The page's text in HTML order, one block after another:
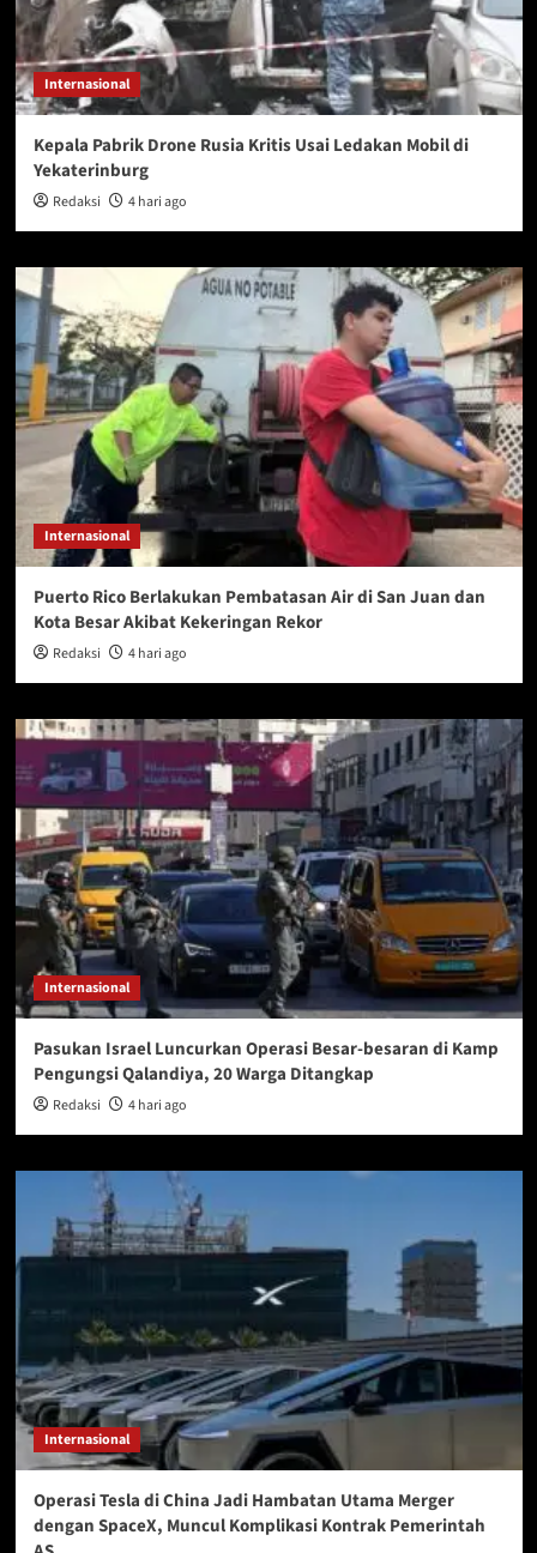
Internasional
Kepala Pabrik Drone Rusia Kritis Usai Ledakan Mobil di
Yekaterinburg
Redaksi 4 hari ago
Internasional
Puerto Rico Berlakukan Pembatasan Air di San Juan dan
Kota Besar Akibat Kekeringan Rekor
Redaksi 4 hari ago
Internasional
Pasukan Israel Luncurkan Operasi Besar-besaran di Kamp
Pengungsi Qalandiya, 20 Warga Ditangkap
Redaksi 4 hari ago
Internasional
Operasi Tesla di China Jadi Hambatan Utama Merger
dengan SpaceX, Muncul Komplikasi Kontrak Pemerintah